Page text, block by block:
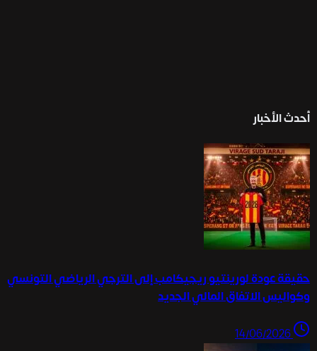
أحدث الأخبار
حقيقة عودة لورينتيو ريجيكامب إلى الترجي الرياضي التونسي
وكواليس الاتفاق المالي الجديد
14/06/2026